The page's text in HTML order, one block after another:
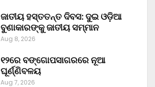
ଜାତୀୟ ହସ୍ତତନ୍ତ ଦିବସ: ଦୁଇ ଓଡ଼ିଆ
ବୁଣାକାରଙ୍କୁ ଜାତୀୟ ସମ୍ମାନ
Aug 8, 2026
୧୨ରେ ବଙ୍ଗୋପସାଗରରେ ନୂଆ
ଘୂର୍ଣ୍ଣିବଳୟ
Aug 7, 2026